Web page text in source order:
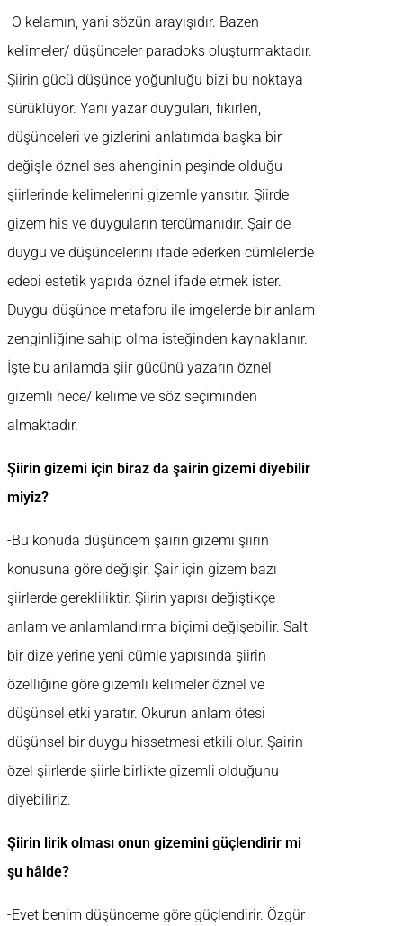
-O kelamın, yani sözün arayışıdır. Bazen
kelimeler/ düşünceler paradoks oluşturmaktadır.
Şiirin gücü düşünce yoğunluğu bizi bu noktaya
sürüklüyor. Yani yazar duyguları, fikirleri,
düşünceleri ve gizlerini anlatımda başka bir
değişle öznel ses ahenginin peşinde olduğu
şiirlerinde kelimelerini gizemle yansıtır. Şiirde
gizem his ve duyguların tercümanıdır. Şair de
duygu ve düşüncelerini ifade ederken cümlelerde
edebi estetik yapıda öznel ifade etmek ister.
Duygu-düşünce metaforu ile imgelerde bir anlam
zenginliğine sahip olma isteğinden kaynaklanır.
İşte bu anlamda şiir gücünü yazarın öznel
gizemli hece/ kelime ve söz seçiminden
almaktadır.
Şiirin gizemi için biraz da şairin gizemi diyebilir
miyiz?
-Bu konuda düşüncem şairin gizemi şiirin
konusuna göre değişir. Şair için gizem bazı
şiirlerde gerekliliktir. Şiirin yapısı değiştikçe
anlam ve anlamlandırma biçimi değişebilir. Salt
bir dize yerine yeni cümle yapısında şiirin
özelliğine göre gizemli kelimeler öznel ve
düşünsel etki yaratır. Okurun anlam ötesi
düşünsel bir duygu hissetmesi etkili olur. Şairin
özel şiirlerde şiirle birlikte gizemli olduğunu
diyebiliriz.
Şiirin lirik olması onun gizemini güçlendirir mi
şu hâlde?
-Evet benim düşünceme göre güçlendirir. Özgür